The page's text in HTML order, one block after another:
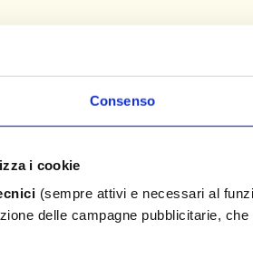
Consenso
i cookie
(sempre attivi e necessari al
delle campagne pubblicitarie,